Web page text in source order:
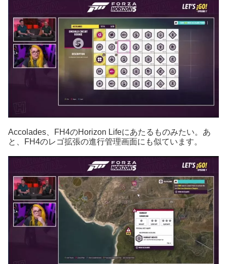
Accolades、FH4のHorizon Lifeにあたるものみたい。あ
と、FH4のレゴ拡張の進行管理画面にも似ています。